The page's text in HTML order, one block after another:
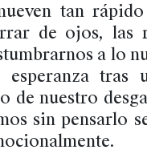
tan
de ojos, las
a lo
tras
de nuestro
sin pensarlo